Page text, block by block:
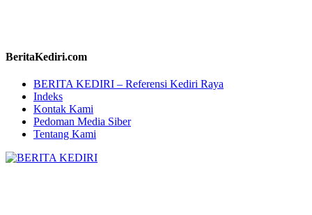
BeritaKediri.com
BERITA KEDIRI – Referensi Kediri Raya
Indeks
Kontak Kami
Pedoman Media Siber
Tentang Kami